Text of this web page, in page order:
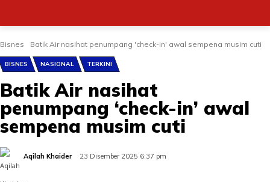
Bisnes Batik Air nasihat penumpang 'check-in' awal sempena musim cuti
BISNES NASIONAL TERKINI
Batik Air nasihat
penumpang ‘check-in’ awal
sempena musim cuti
Aqilah Khaider 23 Disember 2025 6:37 pm